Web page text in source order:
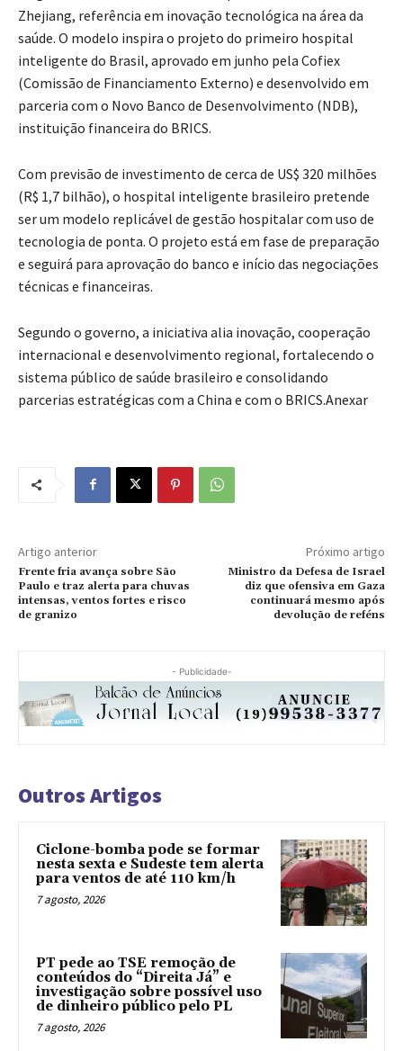
Zhejiang, referência em inovação tecnológica na área da
saúde. O modelo inspira o projeto do primeiro hospital
inteligente do Brasil, aprovado em junho pela Cofiex
(Comissão de Financiamento Externo) e desenvolvido em
parceria com o Novo Banco de Desenvolvimento (NDB),
instituição financeira do BRICS.
Com previsão de investimento de cerca de US$ 320 milhões
(R$ 1,7 bilhão), o hospital inteligente brasileiro pretende
ser um modelo replicável de gestão hospitalar com uso de
tecnologia de ponta. O projeto está em fase de preparação
e seguirá para aprovação do banco e início das negociações
técnicas e financeiras.
Segundo o governo, a iniciativa alia inovação, cooperação
internacional e desenvolvimento regional, fortalecendo o
sistema público de saúde brasileiro e consolidando
parcerias estratégicas com a China e com o BRICS.Anexar
Artigo anterior
Frente fria avança sobre São
Paulo e traz alerta para chuvas
intensas, ventos fortes e risco
de granizo
Próximo artigo
Ministro da Defesa de Israel
diz que ofensiva em Gaza
continuará mesmo após
devolução de reféns
- Publicidade-
Outros Artigos
Ciclone-bomba pode se formar
nesta sexta e Sudeste tem alerta
para ventos de até 110 km/h
7 agosto, 2026
PT pede ao TSE remoção de
conteúdos do “Direita Já” e
investigação sobre possível uso
de dinheiro público pelo PL
7 agosto, 2026